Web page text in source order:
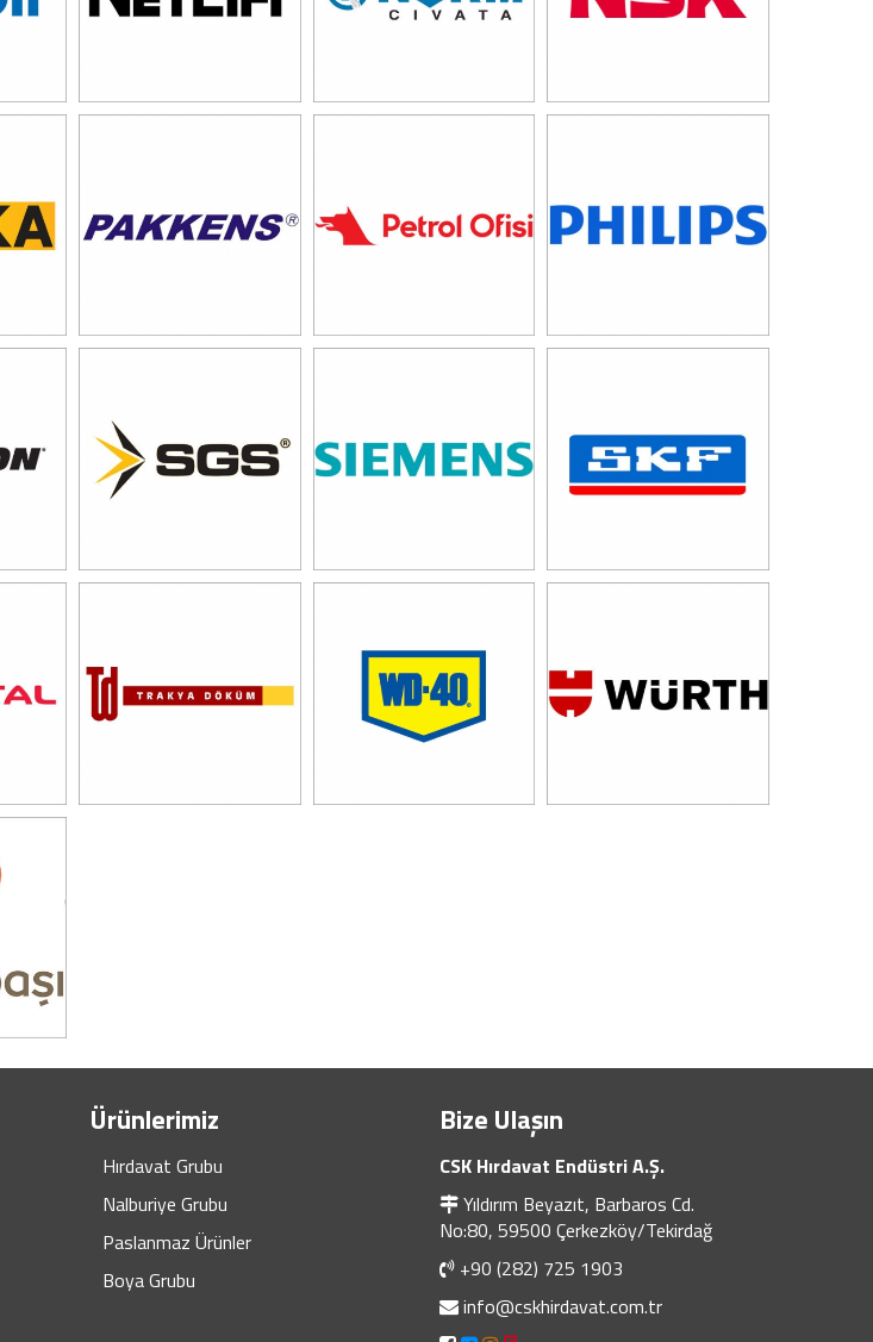
Ürünlerimiz
Hırdavat Grubu
Nalburiye Grubu
Paslanmaz Ürünler
Boya Grubu
Bize Ulaşın
CSK Hırdavat Endüstri A.Ş.
Yıldırım Beyazıt, Barbaros Cd.
No:80, 59500 Çerkezköy/Tekirdağ
+90 (282) 725 1903
info@cskhirdavat.com.tr